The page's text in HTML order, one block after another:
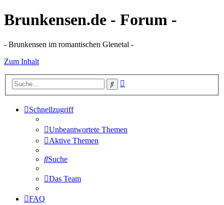
Brunkensen.de - Forum -
- Brunkensen im romantischen Glenetal -
Zum Inhalt
Suche
Schnellzugriff
Unbeantwortete Themen
Aktive Themen
Suche
Das Team
FAQ